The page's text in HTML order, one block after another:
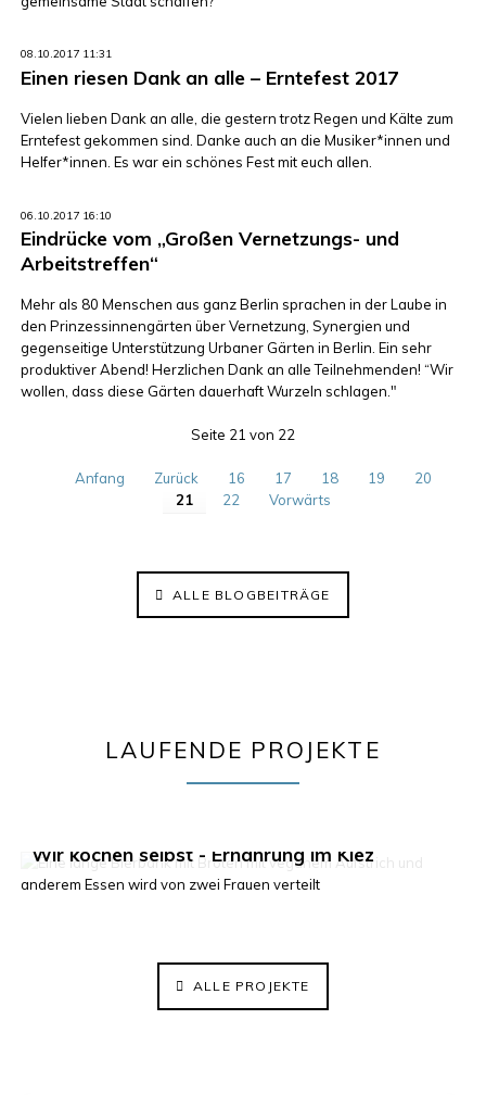
08.10.2017 11:31
Einen riesen Dank an alle – Erntefest 2017
Vielen lieben Dank an alle, die gestern trotz Regen und Kälte zum
Erntefest gekommen sind. Danke auch an die Musiker*innen und
Helfer*innen. Es war ein schönes Fest mit euch allen.
06.10.2017 16:10
Eindrücke vom „Großen Vernetzungs- und
Arbeitstreffen“
Mehr als 80 Menschen aus ganz Berlin sprachen in der Laube in
den Prinzessinnengärten über Vernetzung, Synergien und
gegenseitige Unterstützung Urbaner Gärten in Berlin. Ein sehr
produktiver Abend! Herzlichen Dank an alle Teilnehmenden! “Wir
wollen, dass diese Gärten dauerhaft Wurzeln schlagen."
Seite 21 von 22
Anfang Zurück 16 17 18 19
20
21
22 Vorwärts
ALLE BLOGBEITRÄGE
LAUFENDE PROJEKTE
Wir kochen selbst - Ernährung im Kiez
ElisaBeet - Solidarischer Lehrgarten
ALLE PROJEKTE